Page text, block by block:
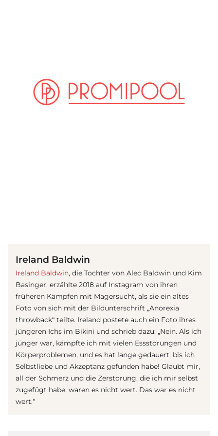
Ireland Baldwin
Ireland Baldwin, die Tochter von Alec Baldwin und Kim
Basinger, erzählte 2018 auf Instagram von ihren
früheren Kämpfen mit Magersucht, als sie ein altes
Foto von sich mit der Bildunterschrift „Anorexia
throwback“ teilte. Ireland postete auch ein Foto ihres
jüngeren Ichs im Bikini und schrieb dazu: „Nein. Als ich
jünger war, kämpfte ich mit vielen Essstörungen und
Körperproblemen, und es hat lange gedauert, bis ich
Selbstliebe und Akzeptanz gefunden habe! Glaubt mir,
all der Schmerz und die Zerstörung, die ich mir selbst
zugefügt habe, waren es nicht wert. Das war es nicht
wert.“